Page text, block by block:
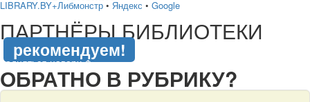
LIBRARY.BY+Либмонстр • Яндекс • Google
ПАРТНЁРЫ БИБЛИОТЕКИ
рекомендуем!
подняться наверх ↑
ОБРАТНО В РУБРИКУ?